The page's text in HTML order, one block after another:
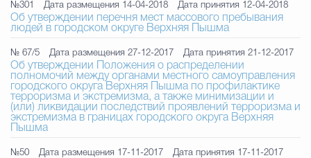
№301 Дата размещения 14-04-2018 Дата принятия 12-04-2018
Об утверждении перечня мест массового пребывания
людей в городском округе Верхняя Пышма
№ 67/5 Дата размещения 27-12-2017 Дата принятия 21-12-2017
Об утверждении Положения о распределении
полномочий между органами местного самоуправления
городского округа Верхняя Пышма по профилактике
терроризма и экстремизма, а также минимизации и
(или) ликвидации последствий проявлений терроризма и
экстремизма в границах городского округа Верхняя
Пышма
№50 Дата размещения 17-11-2017 Дата принятия 17-11-2017